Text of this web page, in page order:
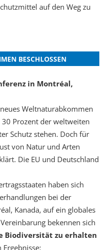
auf den Weg zu
BESCHLOSSEN
in Montréal,
Weltnaturabkommen
Prozent der weltweiten
Schutz stehen. Doch für
von Natur und Arten
Die EU und Deutschland
haben sich
bei der
Kanada, auf ein globales
bekennen sich
Biodiversität zu erhalten
Ergebnisse: